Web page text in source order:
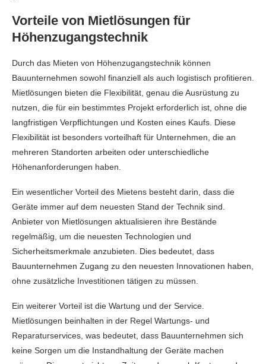
Vorteile von Mietlösungen für
Höhenzugangstechnik
Durch das Mieten von Höhenzugangstechnik können
Bauunternehmen sowohl finanziell als auch logistisch profitieren.
Mietlösungen bieten die Flexibilität, genau die Ausrüstung zu
nutzen, die für ein bestimmtes Projekt erforderlich ist, ohne die
langfristigen Verpflichtungen und Kosten eines Kaufs. Diese
Flexibilität ist besonders vorteilhaft für Unternehmen, die an
mehreren Standorten arbeiten oder unterschiedliche
Höhenanforderungen haben.
Ein wesentlicher Vorteil des Mietens besteht darin, dass die
Geräte immer auf dem neuesten Stand der Technik sind.
Anbieter von Mietlösungen aktualisieren ihre Bestände
regelmäßig, um die neuesten Technologien und
Sicherheitsmerkmale anzubieten. Dies bedeutet, dass
Bauunternehmen Zugang zu den neuesten Innovationen haben,
ohne zusätzliche Investitionen tätigen zu müssen.
Ein weiterer Vorteil ist die Wartung und der Service.
Mietlösungen beinhalten in der Regel Wartungs- und
Reparaturservices, was bedeutet, dass Bauunternehmen sich
keine Sorgen um die Instandhaltung der Geräte machen